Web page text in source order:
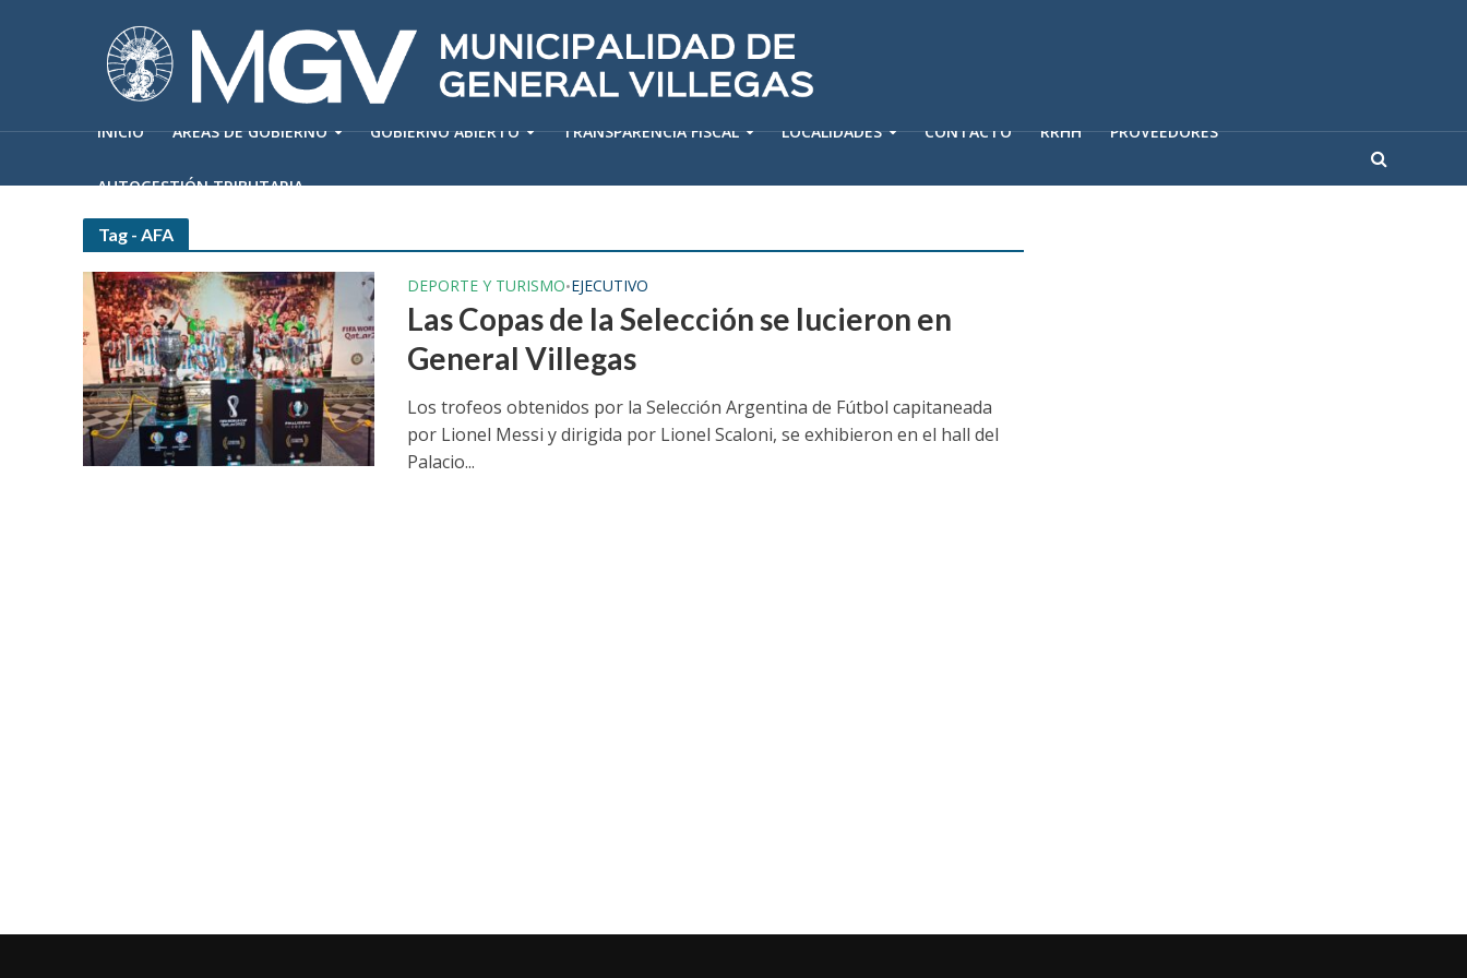
INICIO ÁREAS DE GOBIERNO GOBIERNO ABIERTO TRANSPARENCIA FISCAL LOCALIDADES CONTACTO RRHH PROVEEDORES
AUTOGESTIÓN TRIBUTARIA
Tag - AFA
DEPORTE Y TURISMO•EJECUTIVO
Las Copas de la Selección se lucieron en
General Villegas
Los trofeos obtenidos por la Selección Argentina de Fútbol capitaneada
por Lionel Messi y dirigida por Lionel Scaloni, se exhibieron en el hall del
Palacio...